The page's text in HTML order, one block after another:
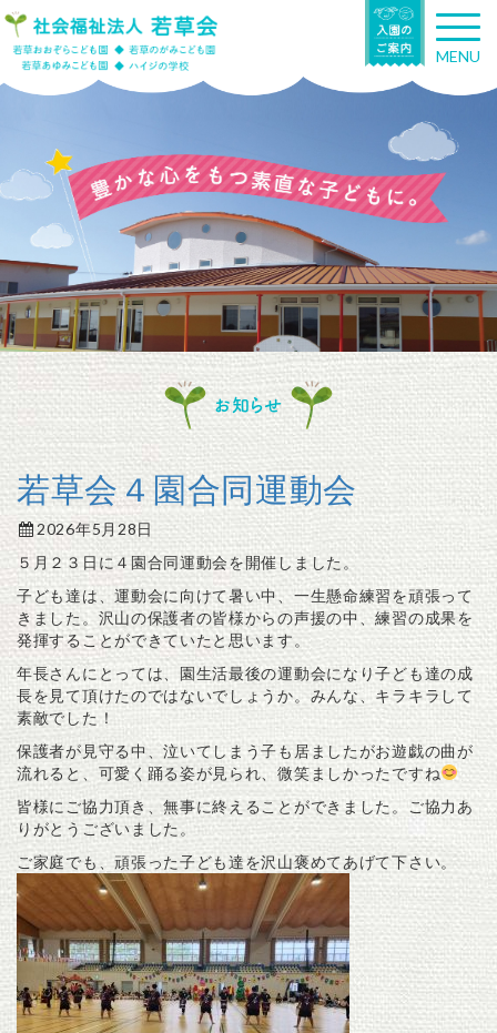
T
o
g
n
g
a
t
n
MENU
お知らせ
若草会４園合同運動会
2026年5月28日
５月２３日に４園合同運動会を開催しました。
子ども達は、運動会に向けて暑い中、一生懸命練習を頑張って
きました。沢山の保護者の皆様からの声援の中、練習の成果を
発揮することができていたと思います。
年長さんにとっては、園生活最後の運動会になり子ども達の成
長を見て頂けたのではないでしょうか。みんな、キラキラして
素敵でした！
保護者が見守る中、泣いてしまう子も居ましたがお遊戯の曲が
流れると、可愛く踊る姿が見られ、微笑ましかったですね
皆様にご協力頂き、無事に終えることができました。ご協力あ
りがとうございました。
ご家庭でも、頑張った子ども達を沢山褒めてあげて下さい。